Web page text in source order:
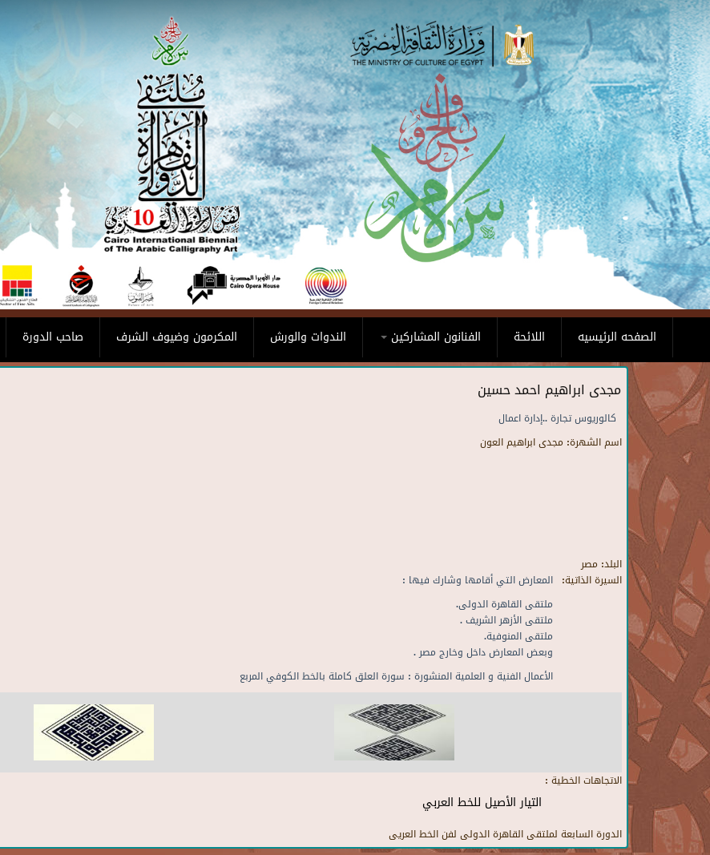
Skip to main content
صاحب الدورة المكرمون وضيوف الشرف الندوات والورش الفنانون المشاركين اللائحة الصفحه الرئيسيه
مجدى ابراهيم احمد حسين
كالوريوس تجارة ..إدارة اعمال
اسم الشهرة: مجدى ابراهيم العون
البلد: مصر
السيرة الذاتية: المعارض التي أقامها وشارك فيها :
ملتقى القاهرة الدولى.
ملتقى الأزهر الشريف .
ملتقى المنوفية.
وبعض المعارض داخل وخارج مصر .
الأعمال الفنية و العلمية المنشورة : سورة العلق كاملة بالخط الكوفي المربع
الاتجاهات الخطية :
التيار الأصيل للخط العربي
الدورة السابعة لملتقى القاهرة الدولى لفن الخط العريى